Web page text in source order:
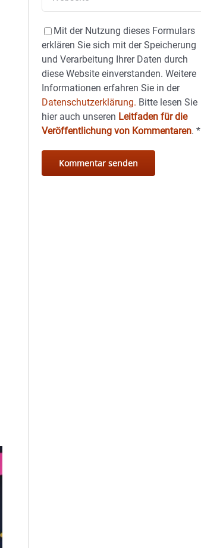
Mit der Nutzung dieses Formulars
erklären Sie sich mit der Speicherung
und Verarbeitung Ihrer Daten durch
diese Website einverstanden. Weitere
Informationen erfahren Sie in der
Datenschutzerklärung. Bitte lesen Sie
hier auch unseren Leitfaden für die
Veröffentlichung von Kommentaren.*